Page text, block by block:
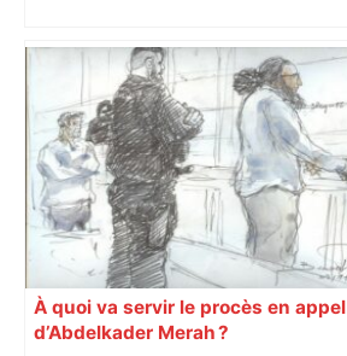
À quoi va servir le procès en appel
d’Abdelkader Merah ?